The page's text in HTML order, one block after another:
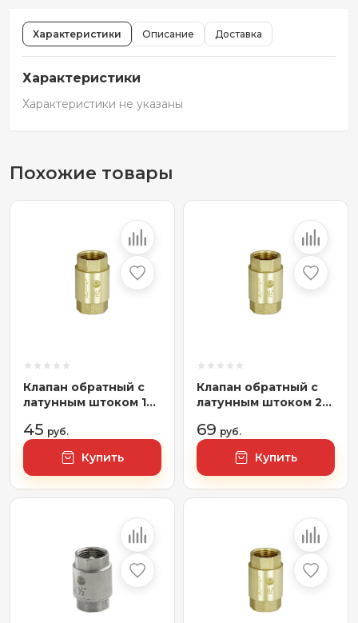
Характеристики Описание Доставка
Характеристики
Характеристики не указаны
Похожие товары
Клапан обратный с
латунным штоком 1
45 руб.
Купить
Клапан обратный с
латунным штоком 2"
69 руб.
Купить